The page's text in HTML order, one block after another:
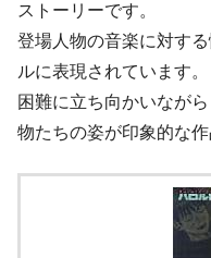
ストーリーです。
登場人物の音楽に対す
ルに表現されています。
困難に立ち向かいなが
物たちの姿が印象的な作